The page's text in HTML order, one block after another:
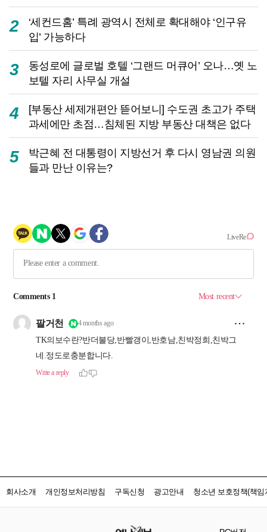
2
‘세컨드홈’ 특례 광역시 전체로 확대해야 ‘인구유
입’ 가능하다
3
동성로에 글로벌 호텔 ‘그랜드 머큐어’ 오나…옛 노
보텔 자리 사무실 개설
4
[부동산 세제개편안 뜯어보니] 수도권 초고가 주택
과세에만 초점…침체된 지방 부동산 대책은 없다
5
박근혜 전 대통령이 지방선거 후 다시 영남권 의원
들과 만난 이유는?
회사소개 개인정보처리방침 구독신청 광고안내 청소년 보호정책(책임